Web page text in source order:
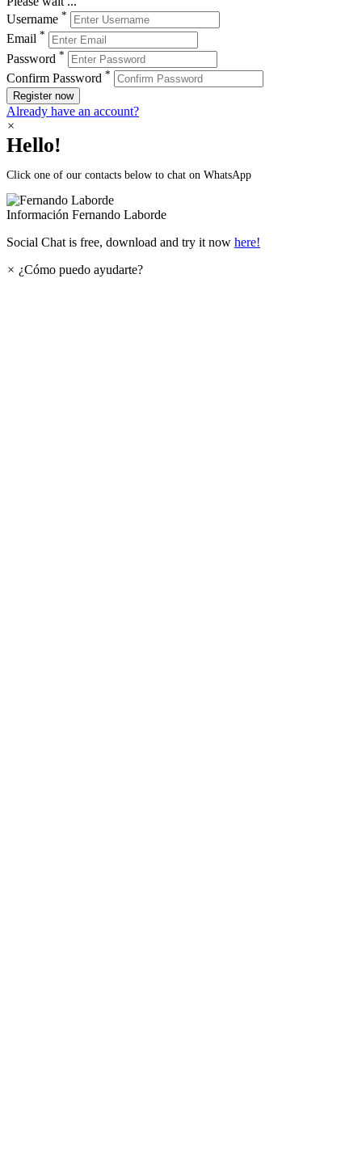
Username *
Email *
Password *
Confirm Password *
Register now
Already have an account?
×
Hello!
Click one of our contacts below to chat on WhatsApp
Información Fernando Laborde
Social Chat is free, download and try it now here!
× ¿Cómo puedo ayudarte?